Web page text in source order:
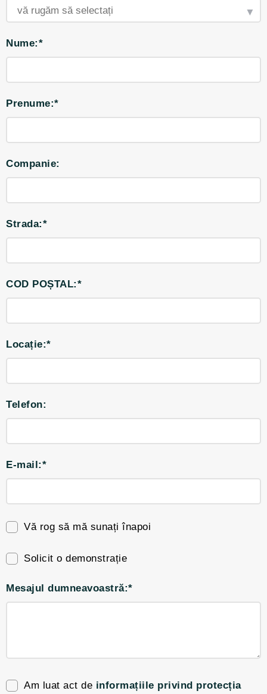
Nume:*
Prenume:*
Companie:
Strada:*
COD POȘTAL:*
Locație:*
Telefon:
E-mail:*
Vă rog să mă sunați înapoi
Solicit o demonstrație
Mesajul dumneavoastră:*
Am luat act de informațiile privind protecția